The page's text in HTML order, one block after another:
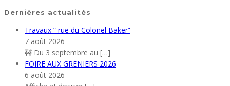
Dernières actualités
Travaux ” rue du Colonel Baker”
7 août 2026
🚧 Du 3 septembre au […]
FOIRE AUX GRENIERS 2026
6 août 2026